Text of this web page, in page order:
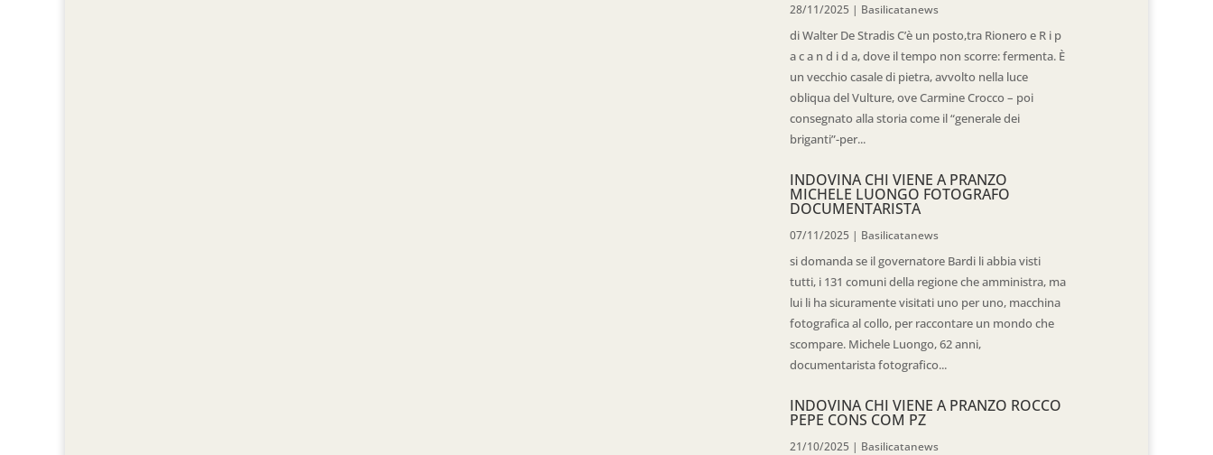
28/11/2025 | Basilicatanews
di Walter De Stradis C’è un posto,tra Rionero e R i p
a c a n d i d a, dove il tempo non scorre: fermenta. È
un vecchio casale di pietra, avvolto nella luce
obliqua del Vulture, ove Carmine Crocco – poi
consegnato alla storia come il “generale dei
briganti”-per...
INDOVINA CHI VIENE A PRANZO
MICHELE LUONGO FOTOGRAFO
DOCUMENTARISTA
07/11/2025 | Basilicatanews
si domanda se il governatore Bardi li abbia visti
tutti, i 131 comuni della regione che amministra, ma
lui li ha sicuramente visitati uno per uno, macchina
fotografica al collo, per raccontare un mondo che
scompare. Michele Luongo, 62 anni,
documentarista fotografico...
INDOVINA CHI VIENE A PRANZO ROCCO
PEPE CONS COM PZ
21/10/2025 | Basilicatanews